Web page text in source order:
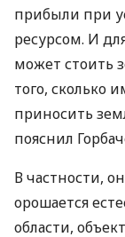
прибыли при
ресурсом. И
может стоить
того, сколько
приносить
пояснил
В частности,
орошается
области,